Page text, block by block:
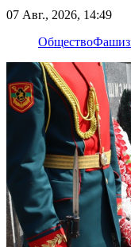
07 Авг., 2026, 14:49
Общество